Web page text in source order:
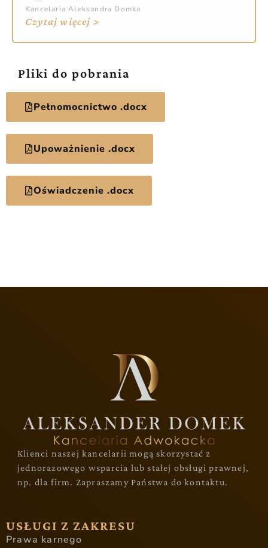
Kancelaria Aleksandra Domka
Czytaj więcej >
Pliki do pobrania
Pełnomocnictwo .docx
Upoważnienie .docx
Oświadczenie .docx
Klienci naszej kancelarii mogą skorzystać z
jednorazowego wsparcia lub stałej obsługi prawnej,
np. dla firm. Zapraszamy Państwa do kontaktu.
USŁUGI Z ZAKRESU
Prawa karnego